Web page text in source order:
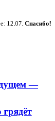
12.07. Спасибо!
—